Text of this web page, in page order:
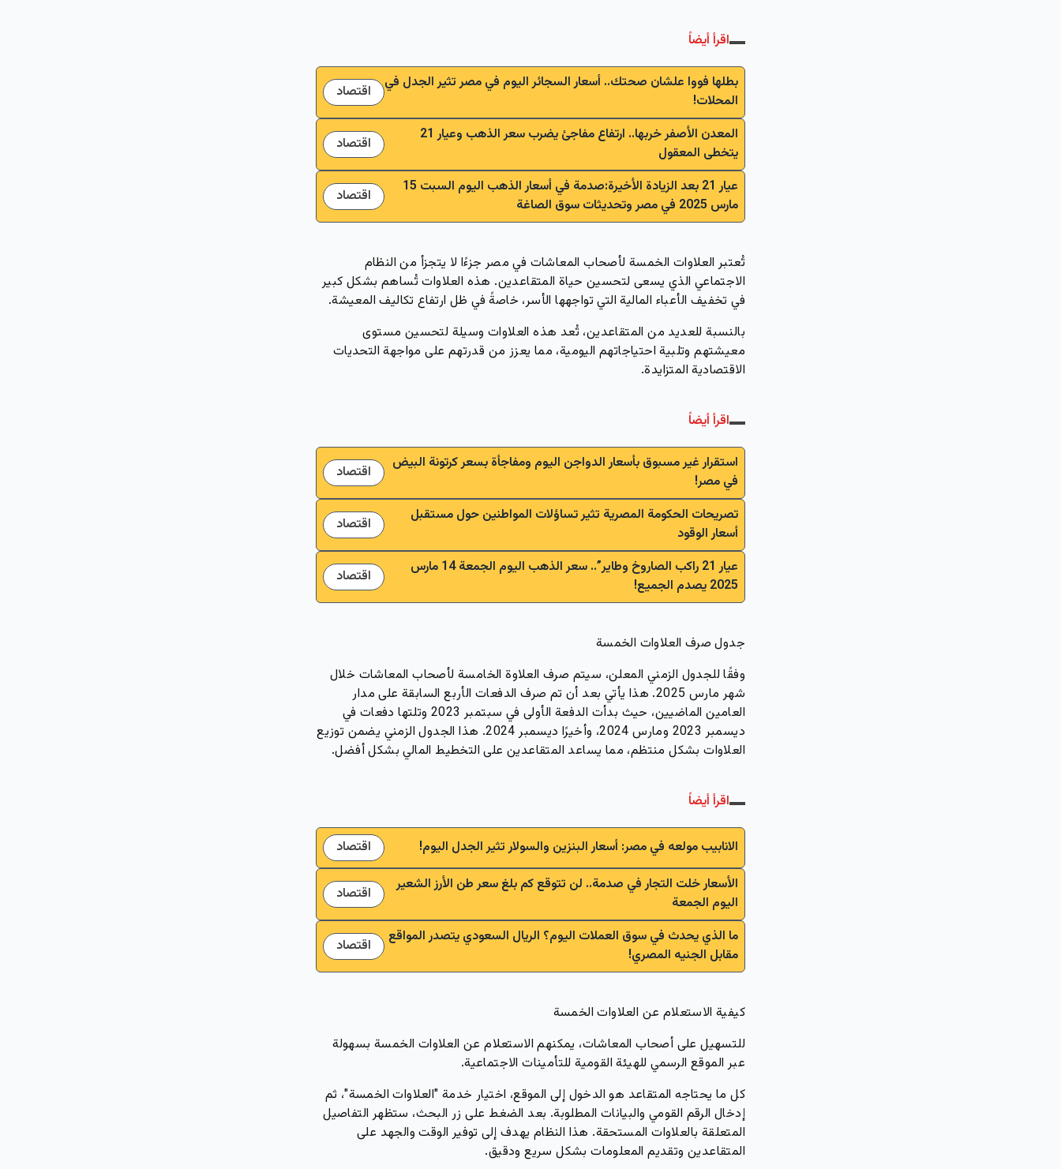
اقرأ أيضاً
بطلها فووا علشان صحتك.. أسعار السجائر اليوم في مصر تثير الجدل في
المحلات!
اقتصاد
المعدن الأصفر خربها.. ارتفاع مفاجئ يضرب سعر الذهب وعيار 21
يتخطى المعقول
اقتصاد
عيار 21 بعد الزيادة الأخيرة:صدمة في أسعار الذهب اليوم السبت 15
مارس 2025 في مصر وتحديثات سوق الصاغة
اقتصاد
تُعتبر العلاوات الخمسة لأصحاب المعاشات في مصر جزءًا لا يتجزأ من النظام
الاجتماعي الذي يسعى لتحسين حياة المتقاعدين. هذه العلاوات تُساهم بشكل كبير
في تخفيف الأعباء المالية التي تواجهها الأسر، خاصةً في ظل ارتفاع تكاليف المعيشة.
بالنسبة للعديد من المتقاعدين، تُعد هذه العلاوات وسيلة لتحسين مستوى
معيشتهم وتلبية احتياجاتهم اليومية، مما يعزز من قدرتهم على مواجهة التحديات
الاقتصادية المتزايدة.
اقرأ أيضاً
استقرار غير مسبوق بأسعار الدواجن اليوم ومفاجأة بسعر كرتونة البيض
في مصر!
اقتصاد
تصريحات الحكومة المصرية تثير تساؤلات المواطنين حول مستقبل
أسعار الوقود
اقتصاد
عيار 21 راكب الصاروخ وطاير”.. سعر الذهب اليوم الجمعة 14 مارس
2025 يصدم الجميع!
اقتصاد
جدول صرف العلاوات الخمسة
وفقًا للجدول الزمني المعلن، سيتم صرف العلاوة الخامسة لأصحاب المعاشات خلال
شهر مارس 2025. هذا يأتي بعد أن تم صرف الدفعات الأربع السابقة على مدار
العامين الماضيين، حيث بدأت الدفعة الأولى في سبتمبر 2023 وتلتها دفعات في
ديسمبر 2023 ومارس 2024، وأخيرًا ديسمبر 2024. هذا الجدول الزمني يضمن توزيع
العلاوات بشكل منتظم، مما يساعد المتقاعدين على التخطيط المالي بشكل أفضل.
اقرأ أيضاً
الانابيب مولعه في مصر: أسعار البنزين والسولار تثير الجدل اليوم!
اقتصاد
الأسعار خلت التجار في صدمة.. لن تتوقع كم بلغ سعر طن الأرز الشعير
اليوم الجمعة
اقتصاد
ما الذي يحدث في سوق العملات اليوم؟ الريال السعودي يتصدر المواقع
مقابل الجنيه المصري!
اقتصاد
كيفية الاستعلام عن العلاوات الخمسة
للتسهيل على أصحاب المعاشات، يمكنهم الاستعلام عن العلاوات الخمسة بسهولة
عبر الموقع الرسمي للهيئة القومية للتأمينات الاجتماعية.
كل ما يحتاجه المتقاعد هو الدخول إلى الموقع، اختيار خدمة "العلاوات الخمسة"، ثم
إدخال الرقم القومي والبيانات المطلوبة. بعد الضغط على زر البحث، ستظهر التفاصيل
المتعلقة بالعلاوات المستحقة. هذا النظام يهدف إلى توفير الوقت والجهد على
المتقاعدين وتقديم المعلومات بشكل سريع ودقيق.